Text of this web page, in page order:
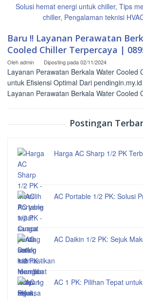
Baru !! Layanan Perawatan
Cooled Chiller Terpercaya |
Olehadmin Diposting pada02/11/2024
Layanan Perawatan Berkala Water Cooled
untuk Efisiensi Optimal Dari
Layanan Perawatan Berkala Water Cooled
Postingan
Harga AC Sharp 1/2 PK
AC Portable 1/2 PK: Solusi
AC Daikin 1/2 PK: Sejuk
AC 1 PK: Pilihan Tepat